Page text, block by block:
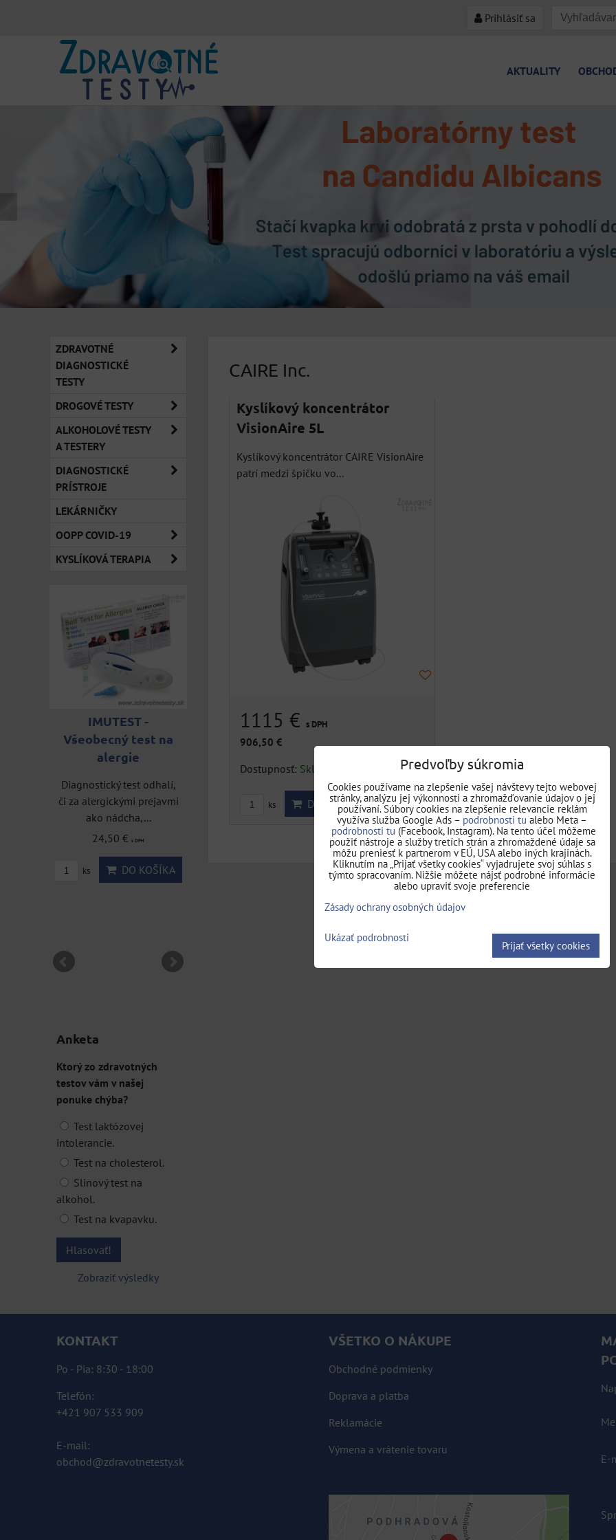
Prihlásiť sa
AKTUALITY
CAIRE Inc.
Kyslíkový koncentrátor
VisionAire 5L
Kyslíkový koncentrátor CAIRE VisionAire
patrí medzi špičku vo...
1115 € s DPH
906,50 €
Dostupnosť: Skladom
ks DO KOŠÍKA
ZDRAVOTNÉ
DIAGNOSTICKÉ
TESTY
DROGOVÉ TESTY
ALKOHOLOVÉ TESTY
A TESTERY
DIAGNOSTICKÉ
PRÍSTROJE
LEKÁRNIČKY
OOPP COVID-19
KYSLÍKOVÁ TERAPIA
IMUTEST -
Všeobecný test na
alergie
Diagnostický test odhalí,
či za alergickými prejavmi
ako nádcha,...
24,50 €s DPH
ks DO KOŠÍKA
Test na zistenie
krvnej skupiny
Rýchly a bezpečný test pre
zistenie vírusu hepatitídy
C s...
25,83 €s DPH
ks DO KOŠÍKA
-AMP, THC, OXY, COC, OPI,
MET, K2, MTD, BZO-
Jednorázový test na...
14,60 €s DPH
ks DO KOŠÍKA
Anketa
Ktorý zo zdravotných
testov vám v našej
ponuke chýba?
Test laktózovej
intolerancie.
Test na cholesterol.
Slinový test na
alkohol.
Test na kvapavku.
Hlasovať!
Zobraziť výsledky
KONTAKT
Po - Pia: 8:30 - 18:00
Telefón:
+421 907 533 909
E-mail:
obchod@zdravotnetesty.sk
VŠETKO O NÁKUPE
Obchodné podmienky
Doprava a platba
Reklamácie
Výmena a vrátenie tovaru
E-
Predvoľby súkromia
Cookies používame na zlepšenie vašej návštevy tejto webovej
stránky, analýzu jej výkonnosti a zhromažďovanie údajov o jej
používaní. Súbory cookies na zlepšenie relevancie reklám
využíva služba Google Ads – podrobnosti tu alebo Meta –
podrobnosti tu (Facebook, Instagram). Na tento účel môžeme
použiť nástroje a služby tretích strán a zhromaždené údaje sa
môžu preniesť k partnerom v EÚ, USA alebo iných krajinách.
Kliknutím na „Prijať všetky cookies“ vyjadrujete svoj súhlas s
týmto spracovaním. Nižšie môžete nájsť podrobné informácie
alebo upraviť svoje preferencie
Zásady ochrany osobných údajov
Ukázať podrobnosti
Prijať všetky cookies